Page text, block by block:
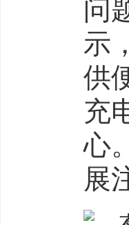
问
示
供
充
心
展